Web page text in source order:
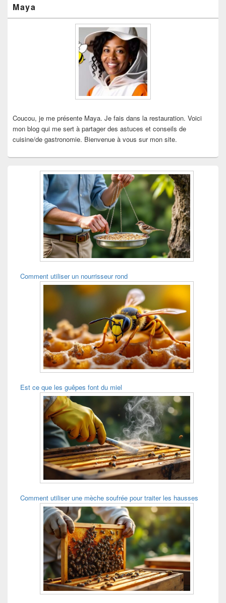
principale
de
Maya
Coucou, je me présente Maya. Je fais dans la restauration. Voici
mon blog qui me sert à partager des astuces et conseils de
cuisine/de gastronomie. Bienvenue à vous sur mon site.
Comment utiliser un nourrisseur rond
Est ce que les guêpes font du miel
Comment utiliser une mèche soufrée pour traiter les hausses